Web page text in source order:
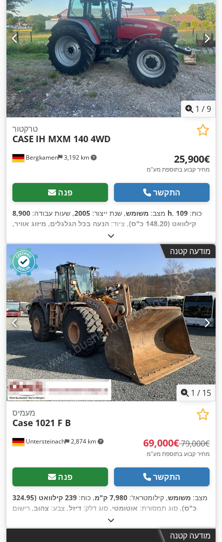
1 /9
Bergkamen 3,192 km
טרקטור
CASE IH MXM 140 4WD
‏25,900 ‏€
מחיר קבוע בתוספת מע"מ
פנה התקשר
מצב: משומש, שנת ייצור: 2005, שעות עבודה: 8,900 h , כוח: 109
קילוואט (148.20 כ"ס)
, ציוד: הנעה בכל הגלגלים, מיזוג אוויר,
מודעה קטנה
1 / 15
Untersteinach 2,874 km
מעמיס
Case 1021 F B
‏69,000 ‏€ ‏79,000 ‏€
מחיר קבוע בתוספת מע"מ
פנה התקשר
מצב: משומש, קילומטראז': 7,980 ק"מ , כוח:
239 קילוואט (324.95
כ"ס), סוג תמסורת: אוטומטי, סוג דלק: דיזל, צבע: צהוב, רישום
, שנת ייצור:
מודעה קטנה